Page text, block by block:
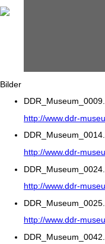
Bilder
http://www.ddr-
http://www.ddr-
http://www.ddr-
http://www.ddr-